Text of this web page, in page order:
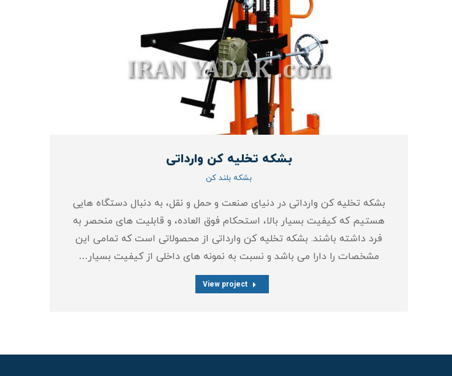
بشکه تخلیه کن وارداتی
بشکه بلند کن
بشکه تخلیه کن وارداتی در دنیای صنعت و حمل و نقل، به دنبال دستگاه‌ هایی
هستیم که کیفیت بسیار بالا، استحکام فوق‌ العاده، و قابلیت‌ های منحصر به
فرد داشته باشند. بشکه تخلیه کن وارداتی از محصولاتی است که تمامی این
مشخصات را دارا می‌ باشد و نسبت به نمونه‌ های داخلی از کیفیت بسیار…
View project